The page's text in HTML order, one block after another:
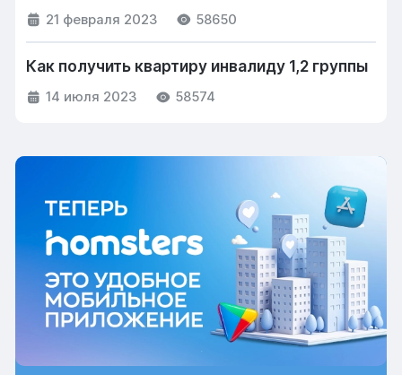
21 февраля 2023 58650
Как получить квартиру инвалиду 1,2 группы
14 июля 2023 58574